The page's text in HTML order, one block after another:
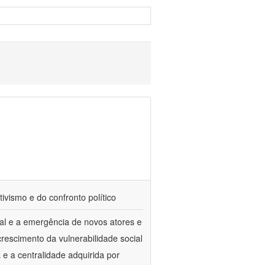
e do confronto político
e a emergência de novos atores e
da vulnerabilidade social
a centralidade adquirida por